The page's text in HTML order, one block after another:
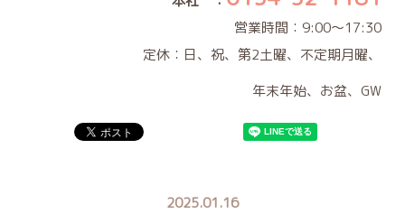
営業時間：9:00～17:30
定休：日、祝、第2土曜、不定期月曜、
年末年始、お盆、GW
2025.01.16